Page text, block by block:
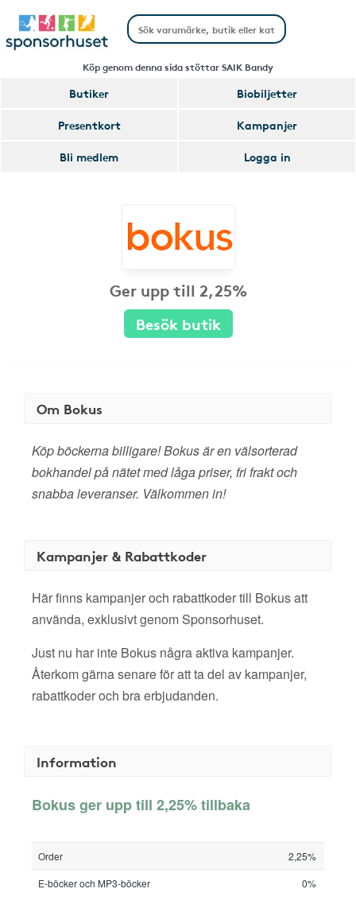
Köp genom denna sida stöttar SAIK Bandy
Butiker
Biobiljetter
Presentkort
Kampanjer
Bli medlem
Logga in
Ger upp till 2,25%
Besök butik
Om Bokus
Köp böckerna billigare! Bokus är en välsorterad
bokhandel på nätet med låga priser, fri frakt och
snabba leveranser. Välkommen in!
Kampanjer & Rabattkoder
Här finns kampanjer och rabattkoder till Bokus att
använda, exklusivt genom Sponsorhuset.
Just nu har inte Bokus några aktiva kampanjer.
Återkom gärna senare för att ta del av kampanjer,
rabattkoder och bra erbjudanden.
Information
Bokus ger upp till 2,25% tillbaka
Order
2,25%
E-böcker och MP3-böcker
0%